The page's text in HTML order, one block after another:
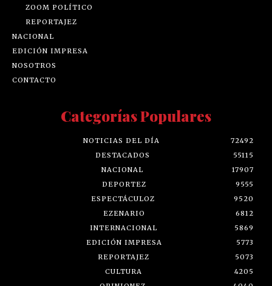
ZOOM POLÍTICO
REPORTAJEZ
NACIONAL
EDICIÓN IMPRESA
NOSOTROS
CONTACTO
Categorías Populares
NOTICIAS DEL DÍA
72492
DESTACADOS
55115
NACIONAL
17907
DEPORTEZ
9555
ESPECTÁCULOZ
9520
EZENARIO
6812
INTERNACIONAL
5869
EDICIÓN IMPRESA
5773
REPORTAJEZ
5073
CULTURA
4205